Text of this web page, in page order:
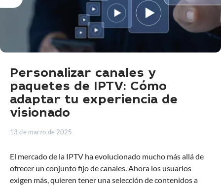
Personalizar canales y
paquetes de IPTV: Cómo
adaptar tu experiencia de
visionado
13 de marzo de 2025
El mercado de la IPTV ha evolucionado mucho más allá de
ofrecer un conjunto fijo de canales. Ahora los usuarios
exigen más, quieren tener una selección de contenidos a